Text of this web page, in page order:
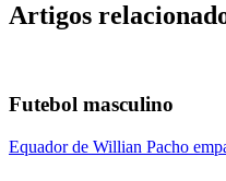
Artigos
Futebol masculino
Equador de Willian Pacho